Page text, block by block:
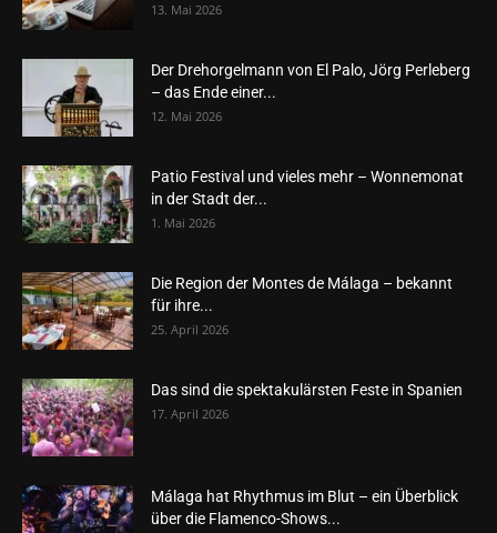
13. Mai 2026
Der Drehorgelmann von El Palo, Jörg Perleberg
– das Ende einer...
12. Mai 2026
Patio Festival und vieles mehr – Wonnemonat
in der Stadt der...
1. Mai 2026
Die Region der Montes de Málaga – bekannt
für ihre...
25. April 2026
Das sind die spektakulärsten Feste in Spanien
17. April 2026
Málaga hat Rhythmus im Blut – ein Überblick
über die Flamenco-Shows...